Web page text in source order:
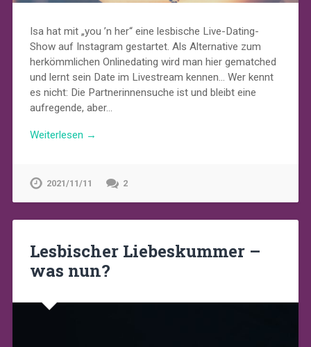
Isa hat mit „you ’n her“ eine lesbische Live-Dating-
Show auf Instagram gestartet. Als Alternative zum
herkömmlichen Onlinedating wird man hier gematched
und lernt sein Date im Livestream kennen… Wer kennt
es nicht: Die Partnerinnensuche ist und bleibt eine
aufregende, aber…
Weiterlesen →
2021/11/11 2
Lesbischer Liebeskummer –
was nun?